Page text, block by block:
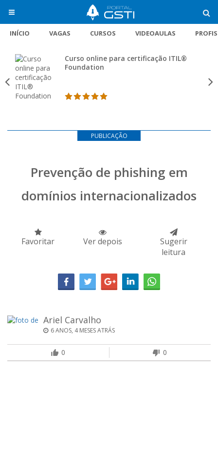
INÍCIO VAGAS CURSOS VIDEOAULAS
Curso online para certificação ITIL®
Foundation
PUBLICAÇÃO
Prevenção de phishing em
domínios internacionalizados
Favoritar Ver depois
Sugerir
leitura
Ariel Carvalho
6 ANOS, 4 MESES ATRÁS
0 0